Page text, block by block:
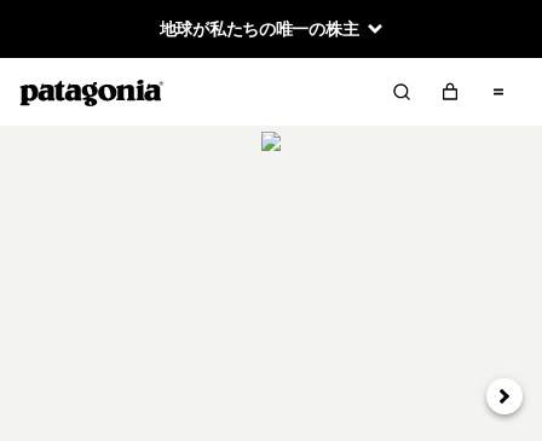
地球が私たちの唯一の株主
次へ